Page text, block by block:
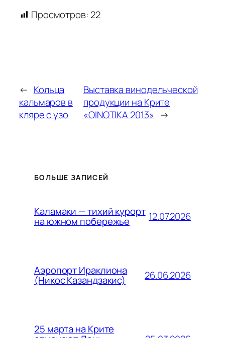
Просмотров: 22
← Кольца
кальмаров в
кляре с узо
Выставка винодельческой
продукции на Крите
«ΟΙΝΟΤΙΚΑ 2013» →
БОЛЬШЕ ЗАПИСЕЙ
Каламаки — тихий курорт
на южном побережье 12.07.2026
Аэропорт Ираклиона
(Никос Казандзакис) 26.06.2026
25 марта на Крите